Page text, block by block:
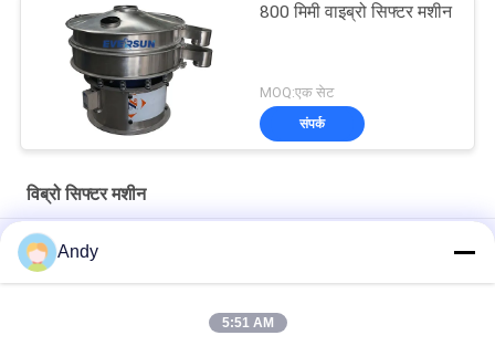
800 मिमी वाइब्रो सिफ्टर मशीन
MOQ:एक सेट
संपर्क
विब्रो सिफ्टर मशीन
High-Frequency Screen for Fine Material Processing in Mining
and Building Materials
Andy
5:51 AM